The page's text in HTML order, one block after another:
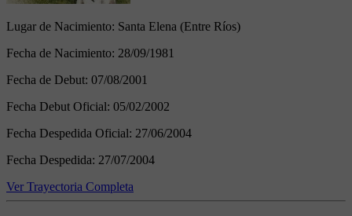
Lugar de Nacimiento: Santa Elena (Entre Ríos)
Fecha de Nacimiento: 28/09/1981
Fecha de Debut: 07/08/2001
Fecha Debut Oficial: 05/02/2002
Fecha Despedida Oficial: 27/06/2004
Fecha Despedida: 27/07/2004
Ver Trayectoria Completa